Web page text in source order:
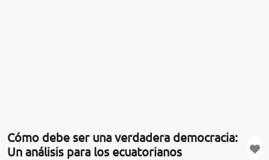
Cómo debe ser una verdadera democracia:
Un análisis para los ecuatorianos